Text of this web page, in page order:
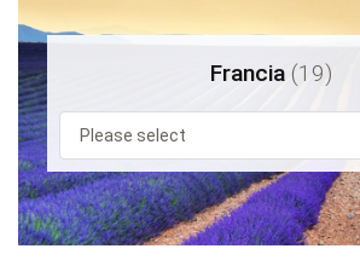
Francia(19)